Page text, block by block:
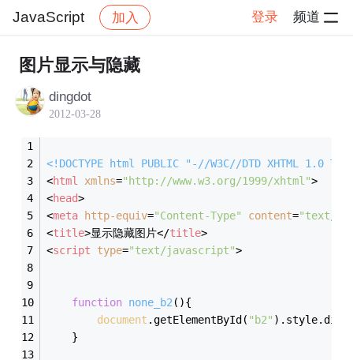
JavaScript 加入 登录 频道
社区 JavaScript
图片显示与隐藏
dingdot
2012-03-28
<!DOCTYPE html PUBLIC
"-//W3C//DTD XHTML 1.0
<html xmlns="http://www.w3.org/1999/xhtml">
<head>
<meta http-equiv="Content-Type" content="text/
<title>显示隐藏图片</title>
<script type="text/javascript">
function none_b2 ( ){
document .getElementById( "b2"
	}